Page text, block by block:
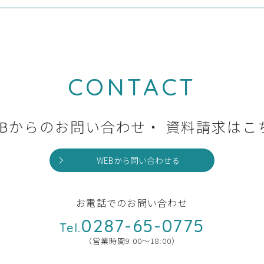
CONTACT
からのお問い合わせ・ 資料請求はこ
WEBから問い合わせる
お電話でのお問い合わせ
Tel.0287-65-0775
（営業時間9:00〜18:00）